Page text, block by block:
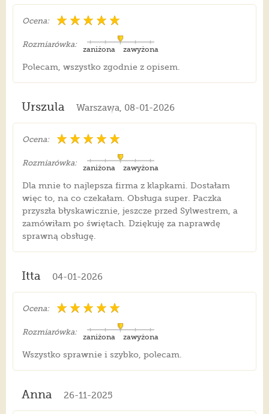
Ocena:
Rozmiarówka:
zawyżona
zaniżona
Polecam, wszystko zgodnie z opisem.
Urszula Warszawa, 08-01-2026
Ocena:
Rozmiarówka:
zawyżona
zaniżona
Dla mnie to najlepsza firma z klapkami. Dostałam
więc to, na co czekałam. Obsługa super. Paczka
przyszła błyskawicznie, jeszcze przed Sylwestrem, a
zamówiłam po świętach. Dziękuję za naprawdę
sprawną obsługę.
Itta 04-01-2026
Ocena:
Rozmiarówka:
zawyżona
zaniżona
Wszystko sprawnie i szybko, polecam.
Anna 26-11-2025